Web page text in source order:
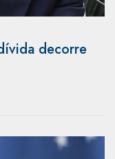
decorre